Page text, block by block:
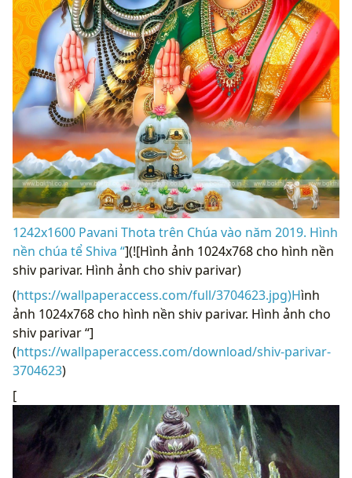
1242x1600 Pavani Thota trên Chúa vào năm 2019. Hình
nền chúa tể Shiva “](![Hình ảnh 1024x768 cho hình nền
shiv parivar. Hình ảnh cho shiv parivar)
(https://wallpaperaccess.com/full/3704623.jpg)Hình
ảnh 1024x768 cho hình nền shiv parivar. Hình ảnh cho
shiv parivar “]
(https://wallpaperaccess.com/download/shiv-parivar-
3704623)
[